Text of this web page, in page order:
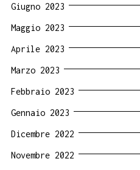
Giugno 2023
Maggio 2023
Aprile 2023
Marzo 2023
Febbraio 2023
Gennaio 2023
Dicembre 2022
Novembre 2022